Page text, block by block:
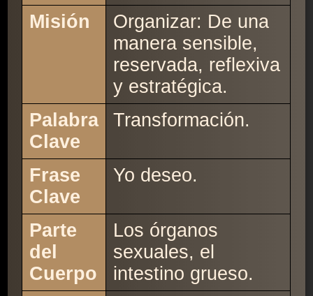
Misión
Organizar: De una
manera sensible,
reservada, reflexiva
y estratégica.
Palabra
Clave
Transformación.
Frase
Clave
Yo deseo.
Parte
del
Cuerpo
Los órganos
sexuales, el
intestino grueso.